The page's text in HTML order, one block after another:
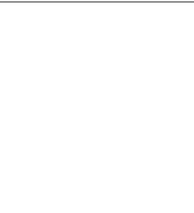
治時代から始まる戦闘の歴
『兵隊たちの陸軍史』であ
のかを知りたいと思い続け
初めて本書を手に取り、急
じを覚えた。郷土部隊のそ
（各兵団の秘匿名）、ある
使われるのは大隊以上、同